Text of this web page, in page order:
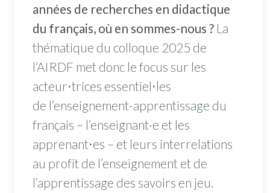
années de recherches en didactique
du français, où en sommes-nous ? La
thématique du colloque 2025 de
l’AIRDF met donc le focus sur les
acteur⋅trices essentiel⋅les
de l’enseignement-apprentissage du
français – l’enseignant·e et les
apprenant⋅es – et leurs interrelations
au profit de l’enseignement et de
l’apprentissage des savoirs en jeu.